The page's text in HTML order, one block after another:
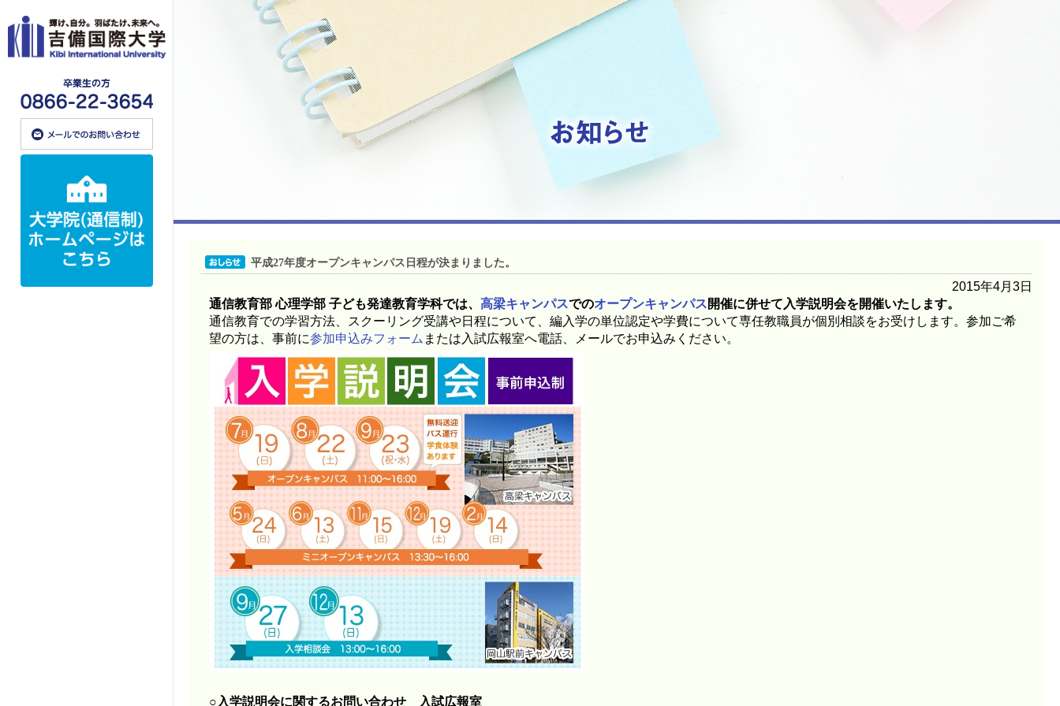
平成27年度オープンキャンパス日程が決まりました。
2015年4月3日
通信教育部 心理学部 子ども発達教育学科では、 高梁キャンパスでのオープンキャンパス開催に併せて入学説明会を開催いたします。
通信教育での学習方法、スクーリング受講や日程について、編入学の単位認定や学費について専任教職員が個別相談をお受けします。参加ご希
望の方は、事前に参加申込みフォーム または入試広報室へ電話、メールでお申込みください。
○入学説明会に関するお問い合わせ 入試広報室